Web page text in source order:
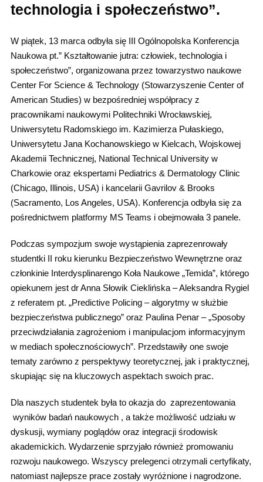
technologia i społeczeństwo”.
W piątek, 13 marca odbyła się III Ogólnopolska Konferencja
Naukowa pt.” Kształtowanie jutra: człowiek, technologia i
społeczeństwo”, organizowana przez towarzystwo naukowe
Center For Science & Technology (Stowarzyszenie Center of
American Studies) w bezpośredniej współpracy z
pracownikami naukowymi Politechniki Wrocławskiej,
Uniwersytetu Radomskiego im. Kazimierza Pułaskiego,
Uniwersytetu Jana Kochanowskiego w Kielcach, Wojskowej
Akademii Technicznej, National Technical University w
Charkowie oraz ekspertami Pediatrics & Dermatology Clinic
(Chicago, Illinois, USA) i kancelarii Gavrilov & Brooks
(Sacramento, Los Angeles, USA). Konferencja odbyła się za
pośrednictwem platformy MS Teams i obejmowała 3 panele.
Podczas sympozjum swoje wystąpienia zaprezenrowały
studentki II roku kierunku Bezpieczeństwo Wewnętrzne oraz
członkinie Interdysplinarengo Koła Naukowe „Temida”, którego
opiekunem jest dr Anna Słowik Cieklińska – Aleksandra Rygiel
z referatem pt. „Predictive Policing – algorytmy w służbie
bezpieczeństwa publicznego” oraz Paulina Penar – „Sposoby
przeciwdziałania zagrożeniom i manipulacjom informacyjnym
w mediach społecznościowych”. Przedstawiły one swoje
tematy zarówno z perspektywy teoretycznej, jak i praktycznej,
skupiając się na kluczowych aspektach swoich prac.
Dla naszych studentek była to okazja do zaprezentowania
wyników badań naukowych , a także możliwość udziału w
dyskusji, wymiany poglądów oraz integracji środowisk
akademickich. Wydarzenie sprzyjało również promowaniu
rozwoju naukowego. Wszyscy prelegenci otrzymali certyfikaty,
natomiast najlepsze prace zostały wyróżnione i nagrodzone.